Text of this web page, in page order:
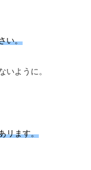
い。
いように。
リます。